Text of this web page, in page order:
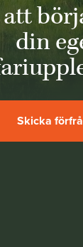
att
din
Skicka